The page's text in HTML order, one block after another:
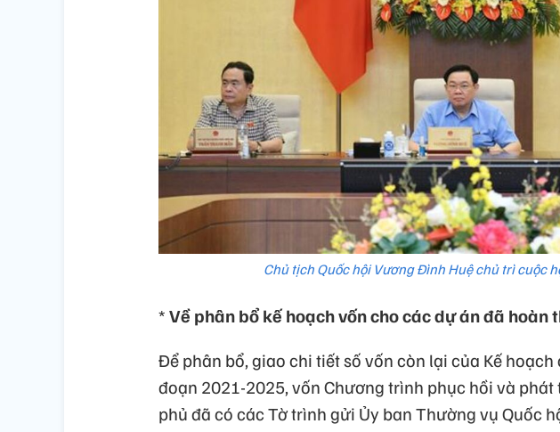
Chủ tịch Quốc hội Vương Đình Huệ chủ trì cuộc
*Về phân bổ kế hoạch vốn cho các dự án đã hoàn
Để phân bổ, giao chi tiết số vốn còn lại của Kế
đoạn 2021-2025, vốn Chương trình phục hồi và phát
phủ đã có các Tờ trình gửi Ủy ban Thường vụ Quốc